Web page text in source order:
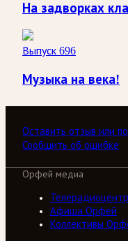
На задворках
Выпуск 696
Музыка на века!
Оставить отзыв или
Сообщить об ошибке
Орфей медиа
Афиша Орфей
Коллективы